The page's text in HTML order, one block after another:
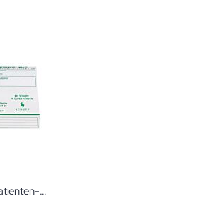
Schupp Patienten-Karteikarten